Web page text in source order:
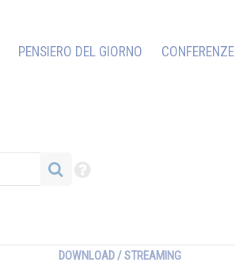
PENSIERO DEL GIORNO
CONFERENZE
DOWNLOAD / STREAMING